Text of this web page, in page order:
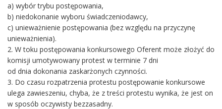
a) wybór trybu postępowania,
b) niedokonanie wyboru świadczeniodawcy,
c) unieważnienie postępowania (bez względu na przyczynę
unieważnienia).
2. W toku postępowania konkursowego Oferent może złożyć do
komisji umotywowany protest w terminie 7 dni
od dnia dokonania zaskarżonych czynności.
3. Do czasu rozpatrzenia protestu postępowanie konkursowe
ulega zawieszeniu, chyba, że z treści protestu wynika, że jest on
w sposób oczywisty bezzasadny.